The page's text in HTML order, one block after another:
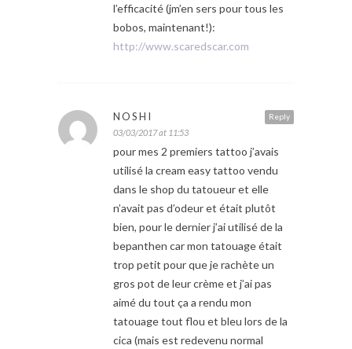
l’efficacité (jm’en sers pour tous les
bobos, maintenant!):
http://www.scaredscar.com
Reply
NOSHI
03/03/2017 at 11:53
pour mes 2 premiers tattoo j’avais
utilisé la cream easy tattoo vendu
dans le shop du tatoueur et elle
n’avait pas d’odeur et était plutôt
bien, pour le dernier j’ai utilisé de la
bepanthen car mon tatouage était
trop petit pour que je rachète un
gros pot de leur crème et j’ai pas
aimé du tout ça a rendu mon
tatouage tout flou et bleu lors de la
cica (mais est redevenu normal